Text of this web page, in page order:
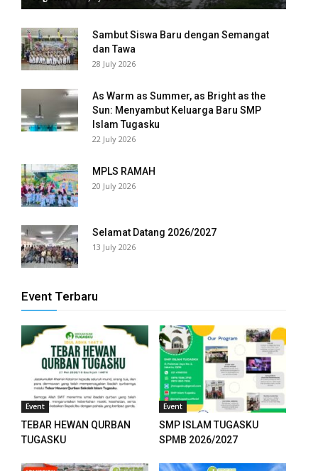
Sambut Siswa Baru dengan Semangat
dan Tawa
28 July 2026
As Warm as Summer, as Bright as the
Sun: Menyambut Keluarga Baru SMP
Islam Tugasku
22 July 2026
MPLS RAMAH
20 July 2026
Selamat Datang 2026/2027
13 July 2026
Event Terbaru
Event
TEBAR HEWAN QURBAN
TUGASKU
Event
SMP ISLAM TUGASKU
SPMB 2026/2027